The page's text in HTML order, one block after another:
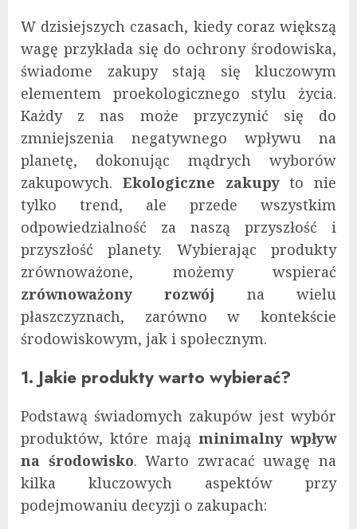
W dzisiejszych czasach, kiedy coraz większą
wagę przykłada się do ochrony środowiska,
świadome zakupy stają się kluczowym
elementem proekologicznego stylu życia.
Każdy z nas może przyczynić się do
zmniejszenia negatywnego wpływu na
planetę, dokonując mądrych wyborów
zakupowych. Ekologiczne zakupyto nie
tylko trend, ale przede wszystkim
odpowiedzialność za naszą przyszłość i
przyszłość planety. Wybierając produkty
zrównoważone, możemy wspierać
zrównoważony rozwój na wielu
płaszczyznach, zarówno w kontekście
środowiskowym, jak i społecznym.
1. Jakie produkty warto wybierać?
Podstawą świadomych zakupów jest wybór
produktów, które mają minimalny wpływ
na środowisko. Warto zwracać uwagę na
kilka kluczowych aspektów przy
podejmowaniu decyzji o zakupach: